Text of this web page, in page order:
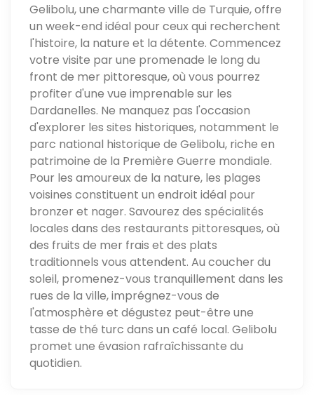
Gelibolu, une charmante ville de Turquie, offre
un week-end idéal pour ceux qui recherchent
l'histoire, la nature et la détente. Commencez
votre visite par une promenade le long du
front de mer pittoresque, où vous pourrez
profiter d'une vue imprenable sur les
Dardanelles. Ne manquez pas l'occasion
d'explorer les sites historiques, notamment le
parc national historique de Gelibolu, riche en
patrimoine de la Première Guerre mondiale.
Pour les amoureux de la nature, les plages
voisines constituent un endroit idéal pour
bronzer et nager. Savourez des spécialités
locales dans des restaurants pittoresques, où
des fruits de mer frais et des plats
traditionnels vous attendent. Au coucher du
soleil, promenez-vous tranquillement dans les
rues de la ville, imprégnez-vous de
l'atmosphère et dégustez peut-être une
tasse de thé turc dans un café local. Gelibolu
promet une évasion rafraîchissante du
quotidien.